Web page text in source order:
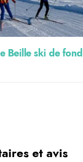
Beille ski de fond
et avis